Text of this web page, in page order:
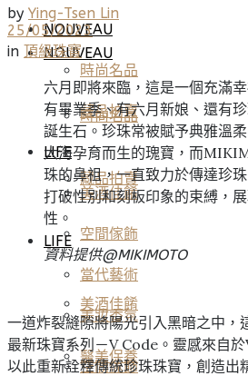
NOUVEAU
時尚名品
藏品拍賣
LIFE
美酒佳餚
空間傢飾
NOUVEAU
時尚名品
藏品拍賣
LIFE
美酒佳餚
空間傢飾
當代藝術
美妝香氛
醫美保養
by Ying-Tsen Lin
25/05/2023
in 頂級珠寶
六月即將來臨，這是一個充滿
有畢業季、有六月新娘、還有
誕生石。珍珠常被賦予典雅溫
大海孕育而生的瑰寶，而
珠的鼻祖，一直致力於傳達珍
打破性別和刻板印象的束縛，
性。
資料提供@MIKIMOTO
一道炸裂縫隙將陽光引入黑暗之中
最新珠寶系列－V Code。靈感來自
以此重新詮釋傳統珍珠珠寶，創造出